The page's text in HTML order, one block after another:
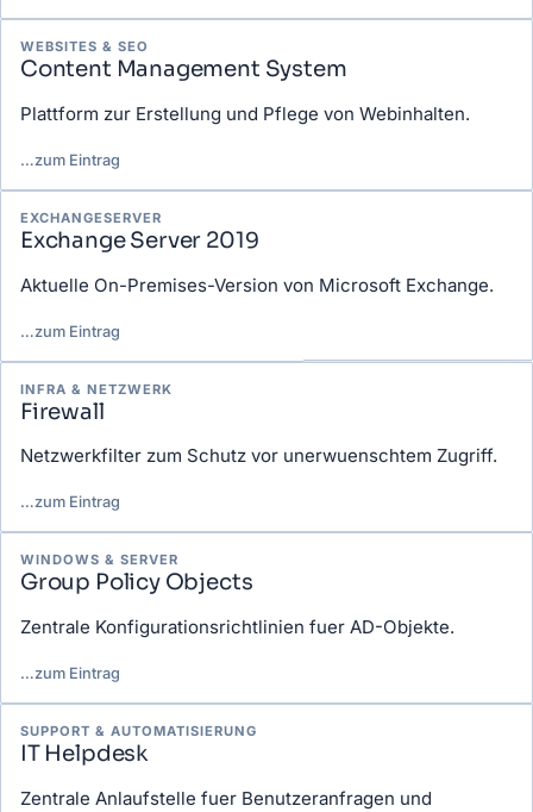
WEBSITES & SEO
Content Management System
Plattform zur Erstellung und Pflege von Webinhalten.
…zum Eintrag
EXCHANGESERVER
Exchange Server 2019
Aktuelle On-Premises-Version von Microsoft Exchange.
…zum Eintrag
INFRA & NETZWERK
Firewall
Netzwerkfilter zum Schutz vor unerwuenschtem Zugriff.
…zum Eintrag
WINDOWS & SERVER
Group Policy Objects
Zentrale Konfigurationsrichtlinien fuer AD-Objekte.
…zum Eintrag
SUPPORT & AUTOMATISIERUNG
IT Helpdesk
Zentrale Anlaufstelle fuer Benutzeranfragen und